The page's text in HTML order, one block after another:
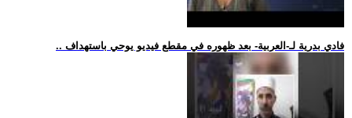
.. فادي بدرية لـ-العربية- بعد ظهوره في مقطع فيديو يوحي باستهداف